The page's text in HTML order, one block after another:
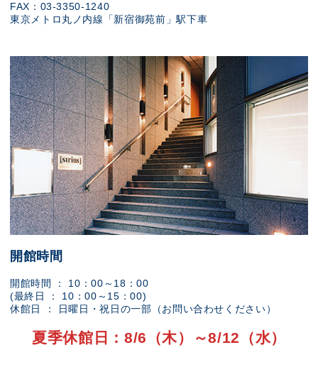
FAX：03-3350-1240
東京メトロ丸ノ内線「新宿御苑前」駅下車
開館時間
開館時間 ： 10：00～18：00
(最終日 ： 10：00～15：00)
休館日 ： 日曜日・祝日の一部（お問い合わせください）
夏季休館日：8/6（木）～8/12（水）